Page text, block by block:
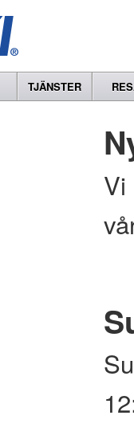
TJÄNSTER
Vi